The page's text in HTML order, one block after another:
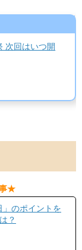
次回はいつ開
事★​
のポイントを
？